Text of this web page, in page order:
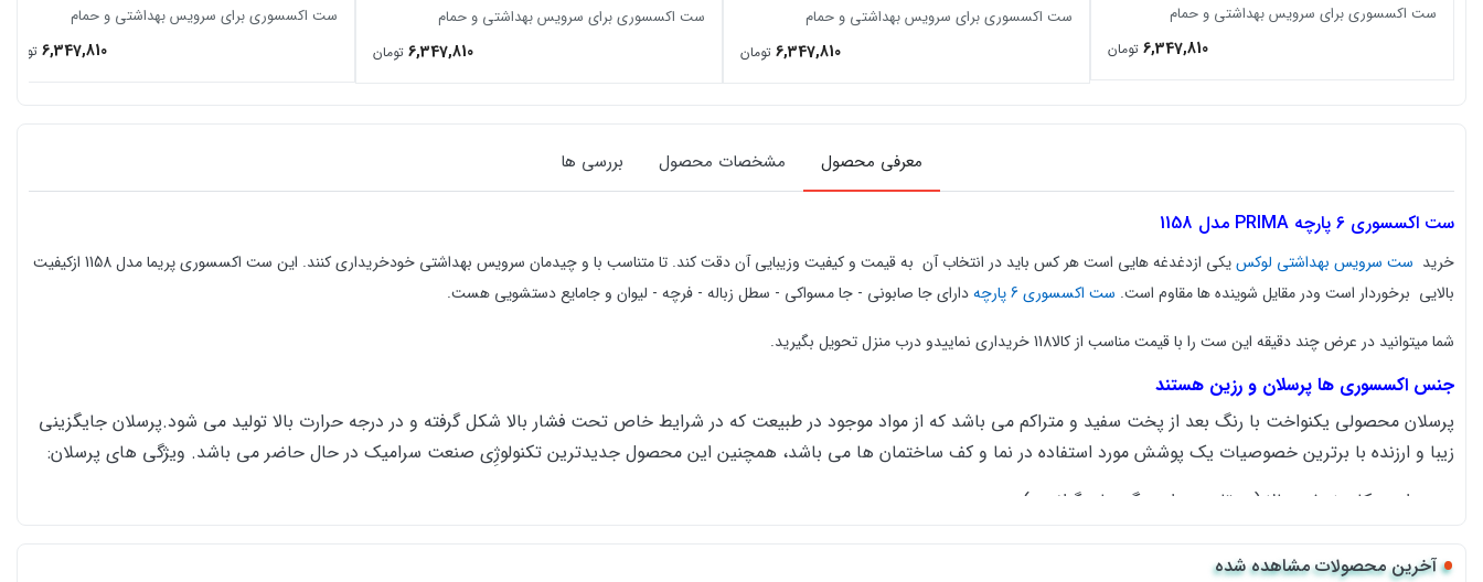
ست اکسسوری برای سرویس بهداشتی و حمام
6,347,810 تومان
ست اکسسوری برای سرویس بهداشتی و حمام
6,347,810 تومان
ست اکسسوری برای سرویس بهداشتی و حمام
6,347,810 تومان
ست اکسسوری برای سرویس بهداشتی و حمام
6,347,810 تومان
معرفی محصول مشخصات محصول بررسی ها
ست اکسسوری 6 پارچه PRIMA مدل 1158
خرید ست سرویس بهداشتی لوکس
یکی ازدغدغه هایی است هر کس باید در انتخاب آن به قیمت و کیفیت وزیبایی آن دقت کند. تا متناسب با و چیدمان سرویس بهداشتی خودخریداری کنند. این ست اکسسوری پریما مدل 1158 ازکیفیت
بالایی برخوردار است ودر مقایل شوینده ها مقاوم است. ست اکسسوری 6 پارچه
دارای جا صابونی - جا مسواکی - سطل زباله - فرچه - لیوان و جامایع دستشویی هست.
شما میتوانید در عرض چند دقیقه این ست را با قیمت مناسب از کالا118 خریداری نماییدو درب منزل تحویل بگیرید.
جنس اکسسوری ها پرسلان و رزین هستند
پرسلان محصولی یکنواخت با رنگ بعد از پخت سفید و متراکم می باشد که از مواد موجود در طبیعت که در شرایط خاص تحت فشار بالا شکل گرفته و در درجه حرارت بالا تولید می شود.پرسلان جایگزینی
زیبا و ارزنده با برترین خصوصیات یک پوشش مورد استفاده در نما و کف ساختمان ها می باشد، همچنین این محصول جدیدترین تکنولوژِی صنعت سرامیک در حال حاضر می باشد. ویژگی های پرسلان:
استحکام خمشی بالا (دو تا سه برار سنگ های گرانیتی)
آخرین محصولات مشاهده شده